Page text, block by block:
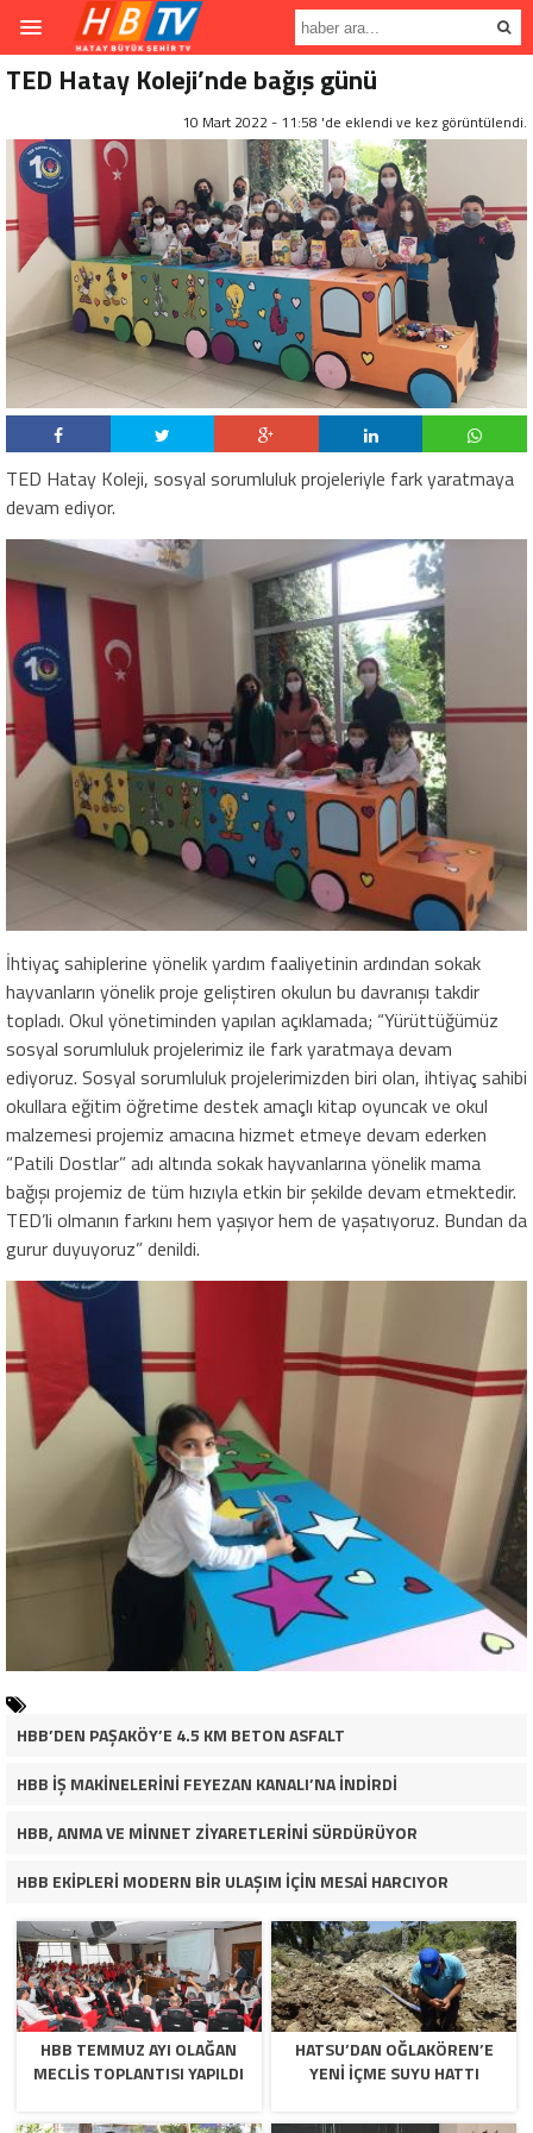
TED Hatay Koleji’nde bağış günü
10 Mart 2022 - 11:58 'de eklendi ve kez görüntülendi.
TED Hatay Koleji, sosyal sorumluluk projeleriyle fark yaratmaya
devam ediyor.
İhtiyaç sahiplerine yönelik yardım faaliyetinin ardından sokak
hayvanların yönelik proje geliştiren okulun bu davranışı takdir
topladı. Okul yönetiminden yapılan açıklamada; “Yürüttüğümüz
sosyal sorumluluk projelerimiz ile fark yaratmaya devam
ediyoruz. Sosyal sorumluluk projelerimizden biri olan, ihtiyaç sahibi
okullara eğitim öğretime destek amaçlı kitap oyuncak ve okul
malzemesi projemiz amacına hizmet etmeye devam ederken
“Patili Dostlar” adı altında sokak hayvanlarına yönelik mama
bağışı projemiz de tüm hızıyla etkin bir şekilde devam etmektedir.
TED’li olmanın farkını hem yaşıyor hem de yaşatıyoruz. Bundan da
gurur duyuyoruz” denildi.
HBB’DEN PAŞAKÖY’E 4.5 KM BETON ASFALT
HBB İŞ MAKİNELERİNİ FEYEZAN KANALI’NA İNDİRDİ
HBB, ANMA VE MİNNET ZİYARETLERİNİ SÜRDÜRÜYOR
HBB EKİPLERİ MODERN BİR ULAŞIM İÇİN MESAİ HARCIYOR
HBB TEMMUZ AYI OLAĞAN
MECLİS TOPLANTISI YAPILDI
HATSU’DAN OĞLAKÖREN’E
YENİ İÇME SUYU HATTI